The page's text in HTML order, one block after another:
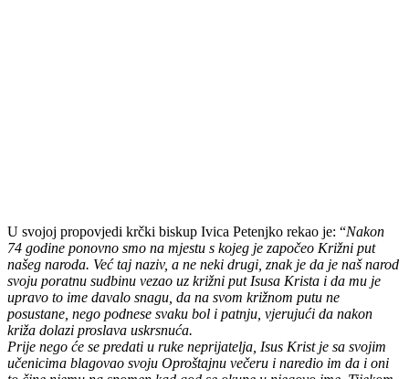
U svojoj propovjedi krčki biskup Ivica Petenjko rekao je: “Nakon
74 godine ponovno smo na mjestu s kojeg je započeo Križni put
našeg naroda. Već taj naziv, a ne neki drugi, znak je da je naš narod
svoju poratnu sudbinu vezao uz križni put Isusa Krista i da mu je
upravo to ime davalo snagu, da na svom križnom putu ne
posustane, nego podnese svaku bol i patnju, vjerujući da nakon
križa dolazi proslava uskrsnuća.
Prije nego će se predati u ruke neprijatelja, Isus Krist je sa svojim
učenicima blagovao svoju Oproštajnu večeru i naredio im da i oni